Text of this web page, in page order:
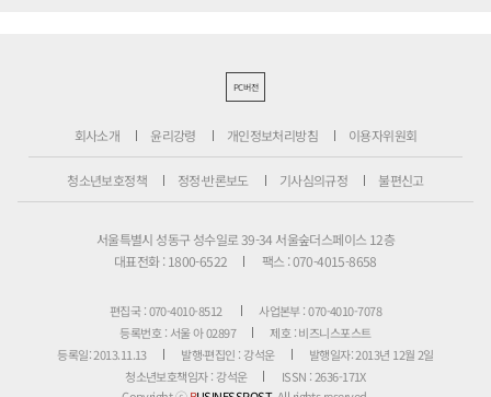
PC버전
회사소개 윤리강령 개인정보처리방침 이용자위원회
청소년보호정책 정정·반론보도 기사심의규정 불편신고
서울특별시 성동구 성수일로 39-34 서울숲더스페이스 12층
대표전화 : 1800-6522
팩스 : 070-4015-8658
편집국 : 070-4010-8512
사업본부 : 070-4010-7078
등록번호 : 서울 아 02897
제호 : 비즈니스포스트
등록일: 2013.11.13
발행·편집인 : 강석운
발행일자: 2013년 12월 2일
청소년보호책임자 : 강석운
ISSN : 2636-171X